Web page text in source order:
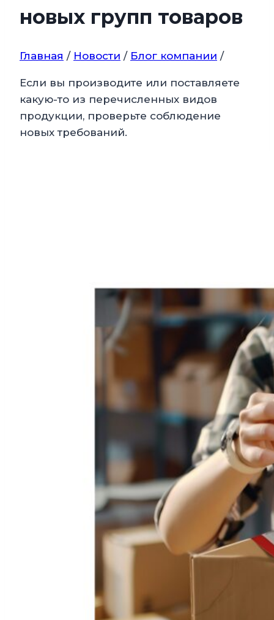
новых групп товаров
Главная / Новости / Блог компании /
Если вы производите или поставляете
какую-то из перечисленных видов
продукции, проверьте соблюдение
новых требований.